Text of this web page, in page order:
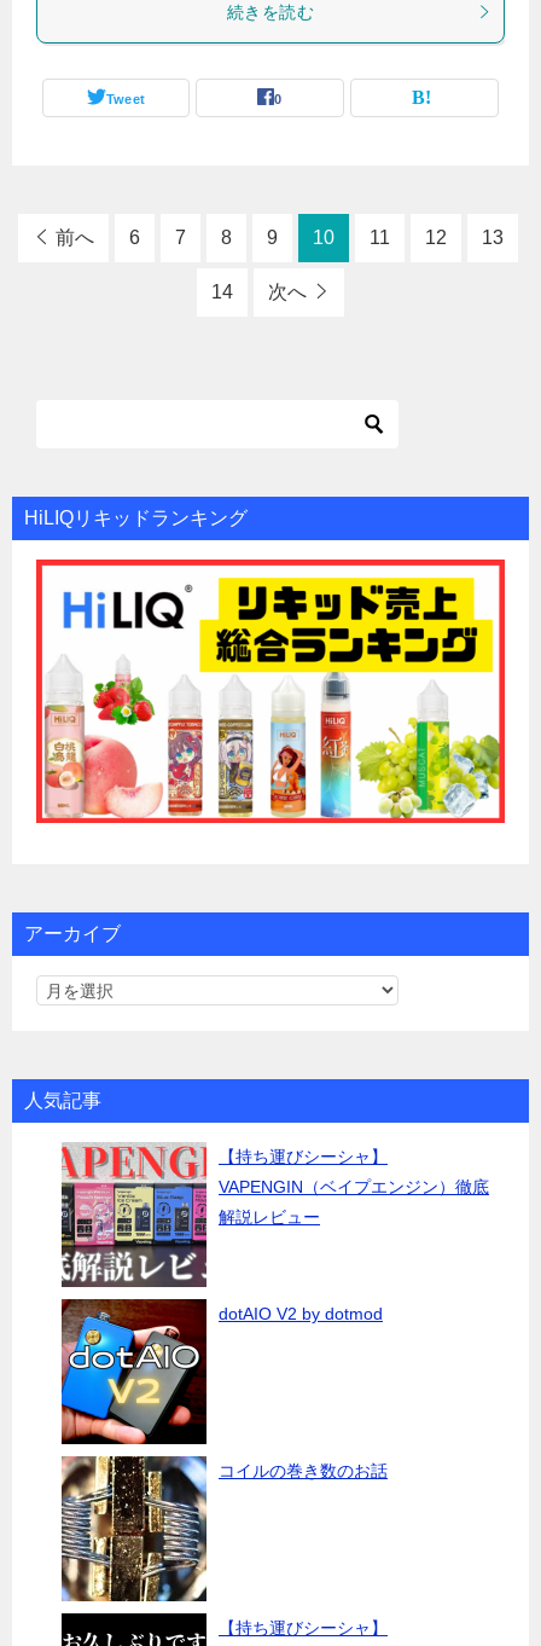
続きを読む
Tweet 0
前へ 6 7 8 9 10 11 12 13
14 次へ
HiLIQリキッドランキング
アーカイブ
人気記事
【持ち運びシーシャ】
VAPENGIN（ベイプエンジン）徹底
解説レビュー
dotAIO V2 by dotmod
コイルの巻き数のお話
【持ち運びシーシャ】